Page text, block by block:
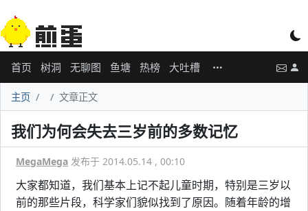
首页 树洞 无聊图 鱼塘 热榜 大吐槽
主页 文章正文
我们为何会失去三岁前的多数记忆
MegaMega 发布于 2014.05.14 , 00:10
大家都知道，我们基本上记不起儿童时期，特别是三岁以
前的那些片段，科学家们貌似找到了原因。随着年龄的增